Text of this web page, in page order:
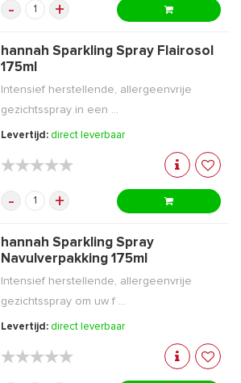
- +
hannah Sparkling Spray Flairosol
175ml
Intensief herstellende, allergeenvrije
gezichtsspray in een ...
Levertijd: direct leverbaar
★★★★★
★★★★★
- +
hannah Sparkling Spray
Navulverpakking 175ml
Intensief herstellende, allergeenvrije
gezichtsspray om uw f ...
Levertijd: direct leverbaar
★★★★★
★★★★★